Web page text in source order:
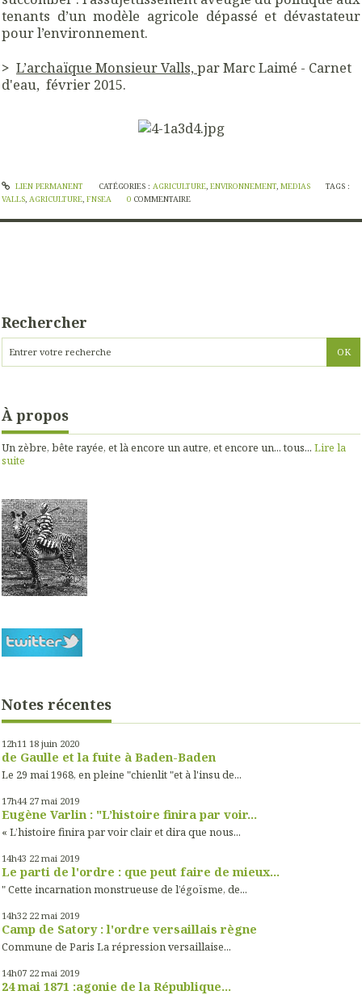
tenants d’un modèle agricole dépassé et dévastateur
pour l’environnement.
> L’archaïque Monsieur Valls,par Marc Laimé - Carnet
d'eau, février 2015.
LIEN PERMANENT CATÉGORIES : AGRICULTURE, ENVIRONNEMENT, MEDIAS
TAGS :
VALLS, AGRICULTURE, FNSEA 0 COMMENTAIRE
Rechercher
À propos
Un zèbre, bête rayée, et là encore un autre, et encore un... tous... Lire la
suite
Notes récentes
12h11 18 juin 2020
de Gaulle et la fuite à Baden-Baden
Le 29 mai 1968, en pleine "chienlit "et à l'insu de...
17h44 27 mai 2019
Eugène Varlin : "L’histoire finira par voir...
« L’histoire finira par voir clair et dira que nous...
14h43 22 mai 2019
Le parti de l'ordre : que peut faire de mieux...
" Cette incarnation monstrueuse de l’égoïsme, de...
14h32 22 mai 2019
Camp de Satory : l'ordre versaillais règne
Commune de Paris La répression versaillaise...
14h07 22 mai 2019
24 mai 1871 :agonie de la République...